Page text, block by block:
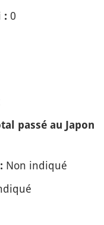
: 0
passé au Japon
Non indiqué